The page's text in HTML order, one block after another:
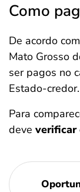
Como
De acordo
Mato Grosso
ser pagos no
Estado-credor.
Para
deve verificar